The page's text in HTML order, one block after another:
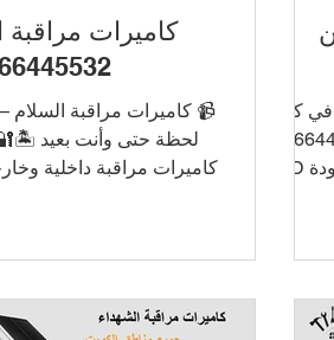
كل
🏝️🔐66445532
كاميرات مراقبة داخلية وخارجية بجودة HD
كاميرات مراقبة
📹 كاميرات مراقبة السلام
اليوم 📞 اطلب الآن خدمة